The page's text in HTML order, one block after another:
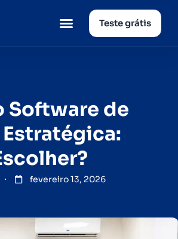
Teste grátis
Software de
fevereiro 13, 2026